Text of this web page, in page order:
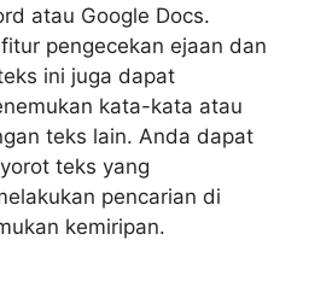
atau Google Docs.
pengecekan ejaan dan
ini juga dapat
kata-kata atau
teks lain. Anda dapat
teks yang
pencarian di
kemiripan.